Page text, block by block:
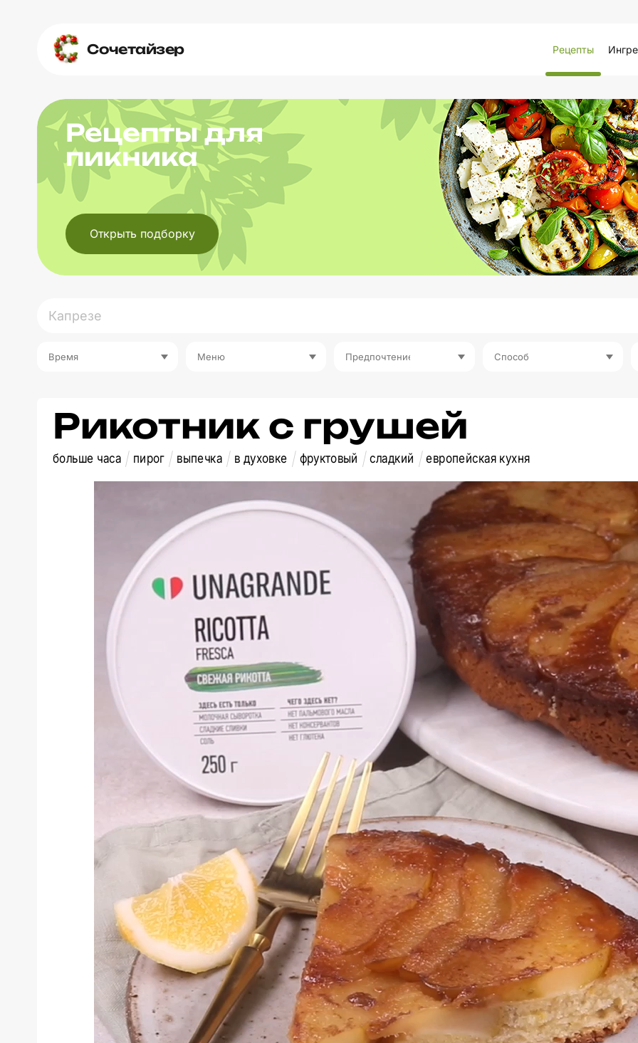
Сочетайзер Рецепты
Рецепты для
пикника
Открыть подборку
Время Меню Предпочтение Способ
Рикотник с грушей
больше часа пирог выпечка в духовке фруктовый сладкий европейская кухня